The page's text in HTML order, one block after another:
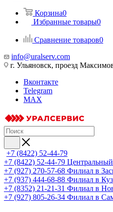
Корзина0
Избранные товары0
Сравнение товаров0
info@uralserv.com
г. Ульяновск, проезд
Вконтакте
Telegram
MAX
+7 (8422) 52-44-79
+7 (8422) 52-44-79
+7 (927) 270-57-68 Филиал в
+7 (937) 444-68-88 Филиал в
+7 (8352) 21-21-31 Филиал в
+7 (927) 805-26-34 Филиал в